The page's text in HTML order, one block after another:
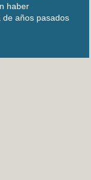
haber
de años pasados